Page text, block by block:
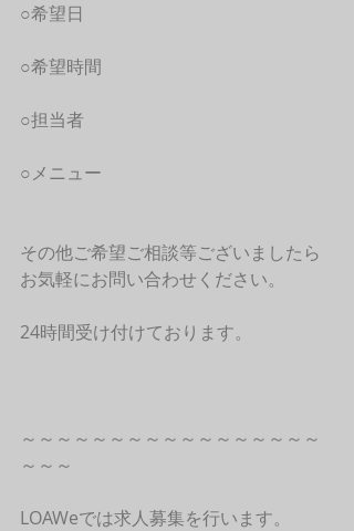
○希望日
○希望時間
○担当者
○メニュー
その他ご希望ご相談等ございましたら
お気軽にお問い合わせください。
24時間受け付けております。
～～～～～～～～～～～～～～～～～
～～～
LOAWeでは求人募集を行います。